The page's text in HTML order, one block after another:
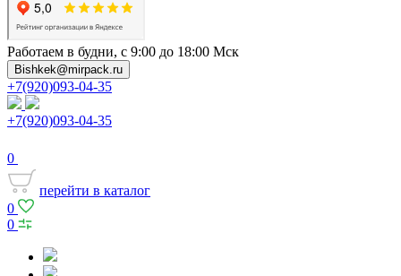
Работаем в будни, с 9:00 до 18:00 Мск
Bishkek@mirpack.ru
+7(920)093-04-35
+7(920)093-04-35
0
перейти в каталог
0
0